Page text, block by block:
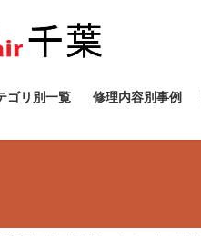
ゴリ別一覧 修理内容別事例